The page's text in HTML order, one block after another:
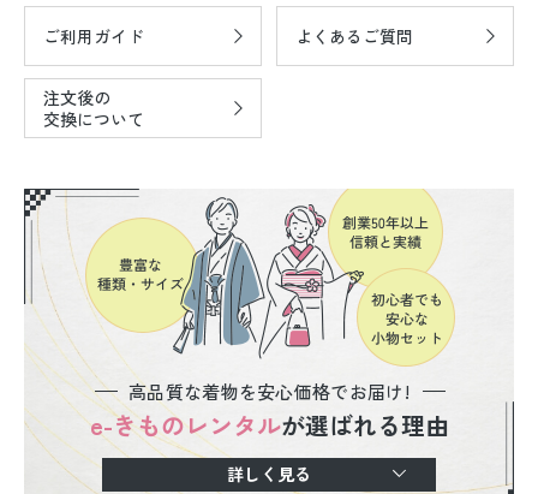
ご利用ガイド よくあるご質問
注文後の
交換について
高品質な着物を安心価格でお届け!
e-きものレンタルが選ばれる理由
詳しく見る